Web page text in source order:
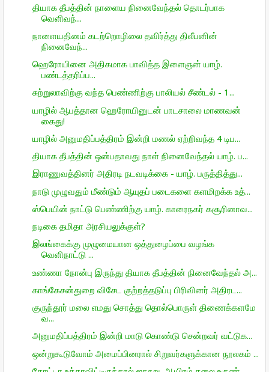
தியாக தீபத்தின் நாளைய நினைவேந்தல் தொடர்பாக
வெளிவந்...
நாளையதினம் கடற்றொழிலை தவிர்த்து திலீபனின்
நினைவேந்...
ஹெரோயினை அதிகமாக பாவித்த இளைஞன் யாழ்.
பண்டத்தரிப்ப...
சுற்றுலாவிற்கு வந்த பெண்ணிற்கு பாலியல் சீண்டல் - 1...
யாழில் ஆபத்தான ஹெரோயினுடன் பாடசாலை மாணவன்
கைது!
யாழில் அனுமதிப்பத்திரம் இன்றி மணல் ஏற்றிவந்த 4 டிப...
தியாக தீபத்தின் ஒன்பதாவது நாள் நினைவேந்தல் யாழ். ப...
இராணுவத்தினர் அதிரடி நடவடிக்கை - யாழ். பருத்தித்து...
நாடு முழுவதும் மீண்டும் ஆயுதப் படைகளை களமிறக்க உத்...
ஸ்பெயின் நாட்டு பெண்ணிற்கு யாழ். காரைநகர் கசூரினாவ...
நடிகை தமிதா அரசியலுக்குள்?
இலங்கைக்கு முழுமையான ஒத்துழைப்பை வழங்க
வெளிநாட்டு ...
உண்ணா நோன்பு இருந்து தியாக தீபத்தின் நினைவேந்தல் அ...
காங்கேசன்துறை விசேட குற்றத்தடுப்பு பிரிவினர் அதிரட...
குருந்தூர் மலை எமது சொத்து தொல்பொருள் திணைக்களமே
வ...
அனுமதிப்பத்திரம் இன்றி மாடு கொண்டு சென்றவர் வட்டுக...
ஒன்றுகூடுவோம் அமைப்பினரால் சிறுவர்களுக்கான நூலகம் ...